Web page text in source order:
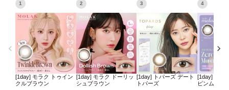
1
[1day] モラク トゥイン
クルブラウン
2
[1day] モラク ドーリッ
シュブラウン
3
[1day] トパーズ デート
トパーズ
4
[1day] ミレ
ピンムーン